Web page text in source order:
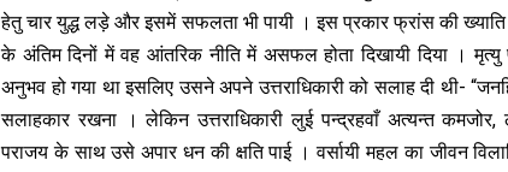
हेतु चार युद्ध लड़े और इसमें सफलता भी पायी । इस प्रकार फ्रांस की
के अंतिम दिनों में वह आंतरिक नीति में असफल होता दिखायी दिया ।
अनुभव हो गया था इसलिए उसने अपने उत्तराधिकारी को सलाह दी थी-
सलाहकार रखना । लेकिन उत्तराधिकारी लुई पन्द्रहवाँ अत्यन्त कमजोर,
पराजय के साथ उसे अपार धन की क्षति पाई । वर्सायी महल का जीवन